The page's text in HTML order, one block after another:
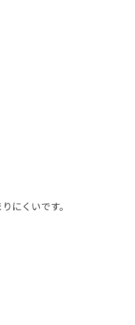
にくいです。